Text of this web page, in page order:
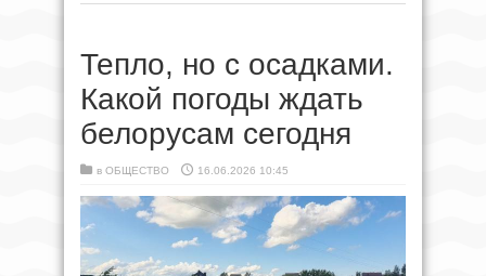
Тепло, но с осадками.
Какой погоды ждать
белорусам сегодня
в ОБЩЕСТВО 16.06.2026 10:45